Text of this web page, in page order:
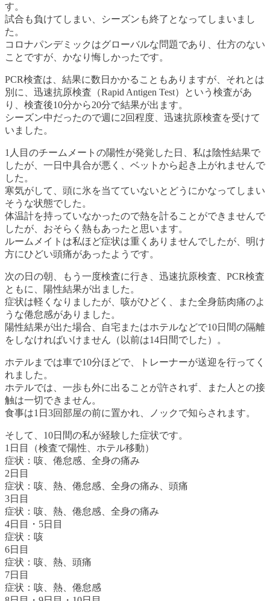
す。
試合も負けてしまい、シーズンも終了となってしまいまし
た。
コロナパンデミックはグローバルな問題であり、仕方のない
ことですが、かなり悔しかったです。
PCR検査は、結果に数日かかることもありますが、それとは
別に、迅速抗原検査（Rapid Antigen Test）という検査があ
り、検査後10分から20分で結果が出ます。
シーズン中だったので週に2回程度、迅速抗原検査を受けて
いました。
1人目のチームメートの陽性が発覚した日、私は陰性結果で
したが、一日中具合が悪く、ベットから起き上がれませんで
した。
寒気がして、頭に氷を当てていないとどうにかなってしまい
そうな状態でした。
体温計を持っていなかったので熱を計ることができませんで
したが、おそらく熱もあったと思います。
ルームメイトは私ほど症状は重くありませんでしたが、明け
方にひどい頭痛があったようです。
次の日の朝、もう一度検査に行き、迅速抗原検査、PCR検査
ともに、陽性結果が出ました。
症状は軽くなりましたが、咳がひどく、また全身筋肉痛のよ
うな倦怠感がありました。
陽性結果が出た場合、自宅またはホテルなどで10日間の隔離
をしなければいけません（以前は14日間でした）。
ホテルまでは車で10分ほどで、トレーナーが送迎を行ってく
れました。
ホテルでは、一歩も外に出ることが許されず、また人との接
触は一切できません。
食事は1日3回部屋の前に置かれ、ノックで知らされます。
そして、10日間の私が経験した症状です。
1日目（検査で陽性、ホテル移動）
症状：咳、倦怠感、全身の痛み
2日目
症状：咳、熱、倦怠感、全身の痛み、頭痛
3日目
症状：咳、熱、倦怠感、全身の痛み
4日目・5日目
症状：咳
6日目
症状：咳、熱、頭痛
7日目
症状：咳、熱、倦怠感